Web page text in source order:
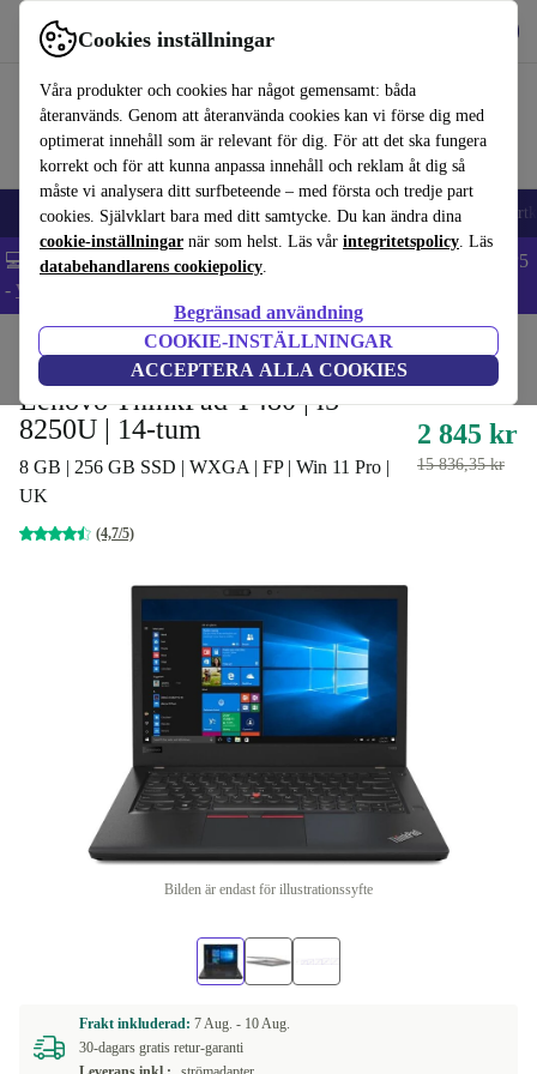
Cookies inställningar
Våra produkter och cookies har något gemensamt: båda
återanvänds. Genom att återanvända cookies kan vi förse dig med
optimerat innehåll som är relevant för dig. För att det ska fungera
korrekt och för att kunna anpassa innehåll och reklam åt dig så
måste vi analysera ditt surfbeteende – med första och tredje part
cookies. Självklart bara med ditt samtycke. Du kan ändra dina
cookie-inställningar när som helst. Läs vår integritetspolicy. Läs
databehandlarens cookiepolicy.
Begränsad användning
COOKIE-INSTÄLLNINGAR
ACCEPTERA ALLA COOKIES
Använd refurbed snabbt och enkelt
🎒 Back to school Mobiltelefoner Bärbara datorer Surfplattor
💻 Extra 5% rabatt på alla MacBooks och laptops - Code: LAPTOP5
- Villkor
Laptops Lenovo Bärbara datorer
Lenovo ThinkPad T480 | i5-
8250U | 14-tum
8 GB | 256 GB SSD | WXGA | FP | Win 11 Pro |
UK
(4,7/5)
2 845 kr
15 836,35 kr
Bilden är endast för illustrationssyfte
Frakt inkluderad: 7 Aug. - 10 Aug.
30-dagars gratis retur-garanti